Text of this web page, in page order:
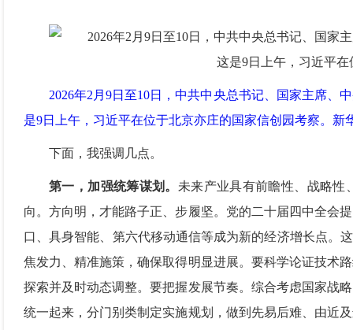
2026年2月9日至10日，中共中央总书记、国家主席、
是9日上午，习近平在位于北京亦庄的国家信创园考察。新
下面，我强调几点。
第一，加强统筹谋划。 未来产业具有前瞻性、战略性
向。方向明，才能路子正、步履坚。党的二十届四中全会
口、具身智能、第六代移动通信等成为新的经济增长点。
焦发力、精准施策，确保取得明显进展。要科学论证技术
探索并及时动态调整。要把握发展节奏。综合考虑国家战
统一起来，分门别类制定实施规划，做到先易后难、由近